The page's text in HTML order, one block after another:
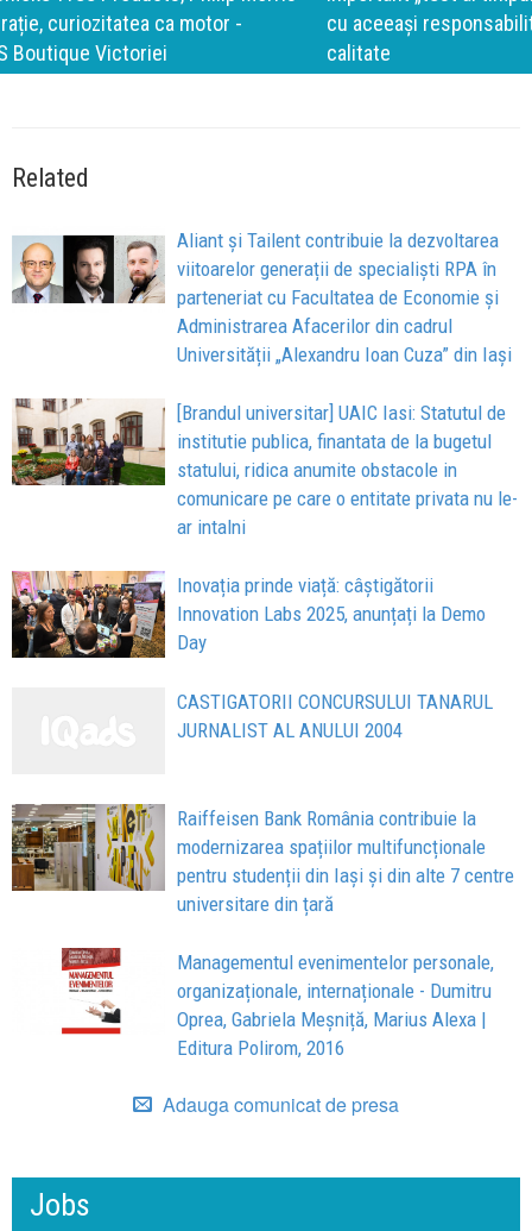
cu aceeași responsabilitate față de oameni, siguranță și
calitate
Related
Aliant și Tailent contribuie la dezvoltarea
viitoarelor generații de specialiști RPA în
parteneriat cu Facultatea de Economie şi
Administrarea Afacerilor din cadrul
Universității „Alexandru Ioan Cuza” din Iași
[Brandul universitar] UAIC Iasi: Statutul de
institutie publica, finantata de la bugetul
statului, ridica anumite obstacole in
comunicare pe care o entitate privata nu le-
ar intalni
Inovația prinde viață: câștigătorii
Innovation Labs 2025, anunțați la Demo
Day
CASTIGATORII CONCURSULUI TANARUL
JURNALIST AL ANULUI 2004
Raiffeisen Bank România contribuie la
modernizarea spațiilor multifuncționale
pentru studenții din Iași și din alte 7 centre
universitare din țară
Managementul evenimentelor personale,
organizaționale, internaționale - Dumitru
Oprea, Gabriela Meșniță, Marius Alexa |
Editura Polirom, 2016
Adauga comunicat de presa
Jobs